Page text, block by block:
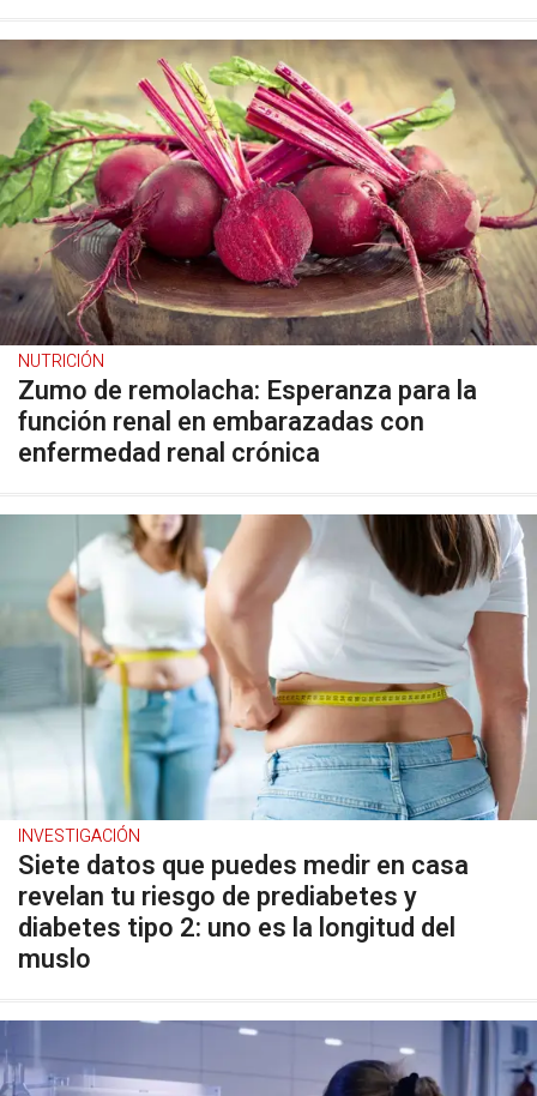
NUTRICIÓN
Zumo de remolacha: Esperanza para la
función renal en embarazadas con
enfermedad renal crónica
INVESTIGACIÓN
Siete datos que puedes medir en casa
revelan tu riesgo de prediabetes y
diabetes tipo 2: uno es la longitud del
muslo